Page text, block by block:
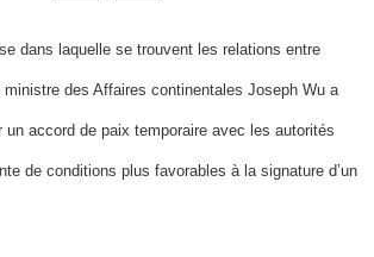
dans laquelle se trouvent les relations entre
des Affaires continentales Joseph Wu a
un accord de paix temporaire avec les autorités
de conditions plus favorables à la signature d’un